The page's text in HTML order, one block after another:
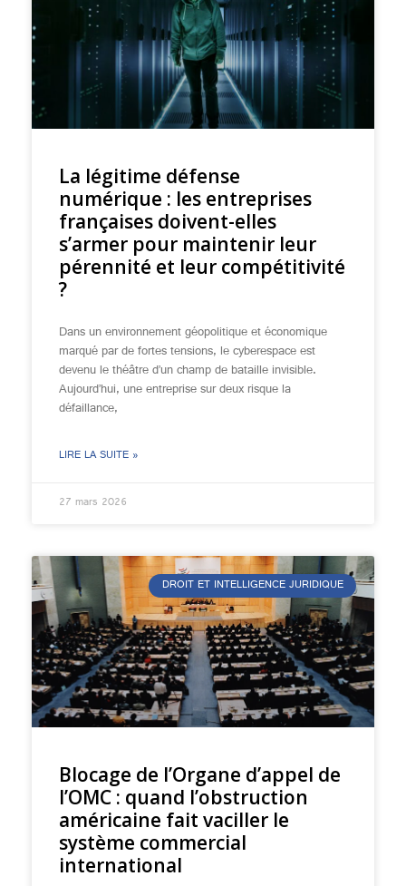
La légitime défense
numérique : les entreprises
françaises doivent-elles
s’armer pour maintenir leur
pérennité et leur compétitivité
?
Dans un environnement géopolitique et économique
marqué par de fortes tensions, le cyberespace est
devenu le théâtre d’un champ de bataille invisible.
Aujourd’hui, une entreprise sur deux risque la
défaillance,
LIRE LA SUITE »
27 mars 2026
DROIT ET INTELLIGENCE JURIDIQUE
Blocage de l’Organe d’appel de
l’OMC : quand l’obstruction
américaine fait vaciller le
système commercial
international